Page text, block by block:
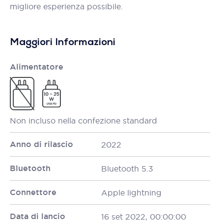
migliore esperienza possibile.
Maggiori Informazioni
Alimentatore
Non incluso nella confezione standard
Anno di rilascio 2022
Bluetooth Bluetooth 5.3
Connettore Apple lightning
Data di lancio 16 set 2022, 00:00:00